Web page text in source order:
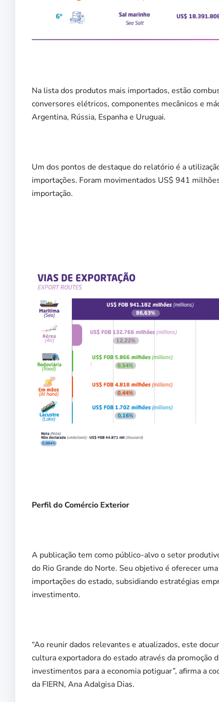
Na lista dos produtos mais importados, estão
conversores elétricos, componentes mecânicos e
Argentina, Rússia, Espanha e Uruguai.
Um dos pontos de destaque do relatório é a
importações. Foram movimentados US$ 941
importação.
Perfil do Comércio Exterior
A publicação tem como público-alvo o setor
do Rio Grande do Norte. Seu objetivo é oferecer
importações do estado, subsidiando estratégias
investimento.
“Ao reunir dados relevantes e atualizados, este
cultura exportadora do estado através da promoção
investimentos para a economia potiguar”, afirma a
da FIERN, Ana Adalgisa Dias.